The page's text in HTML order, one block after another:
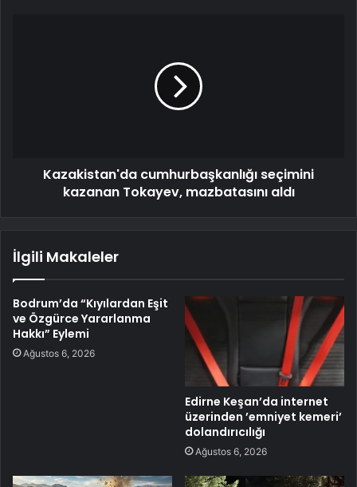
Kazakistan'da cumhurbaşkanlığı seçimini
kazanan Tokayev, mazbatasını aldı
İlgili Makaleler
Bodrum’da “Kıyılardan Eşit
ve Özgürce Yararlanma
Hakkı” Eylemi
Ağustos 6, 2026
Edirne Keşan’da internet
üzerinden ’emniyet kemeri’
dolandırıcılığı
Ağustos 6, 2026